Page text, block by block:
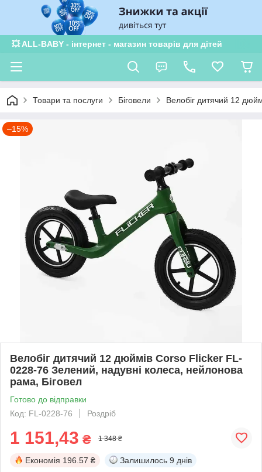
💥 ALL-BABY - інтернет - магазин товарів для дітей
Товари та послуги Біговели Велобіг дитячий 12
–15%
Велобіг дитячий 12 дюймів Corso Flicker FL-
0228-76 Зелений, надувні колеса, нейлонова
рама, Біговел
Готово до відправки
Код: FL-0228-76
Роздріб
1 151,43 ₴ 1 348 ₴
Економія 196.57 ₴ Залишилось 9 днів